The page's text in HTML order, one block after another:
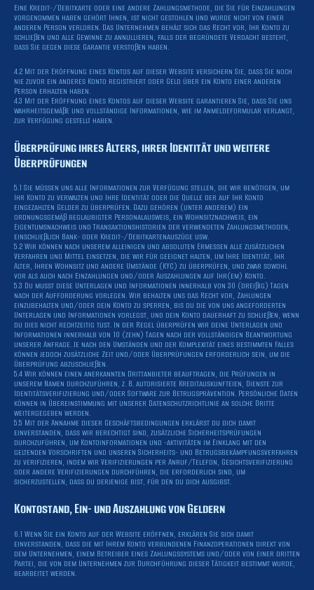
Eine Kredit-/Debitkarte oder eine andere Zahlungsmethode, die Sie für Einzahlungen
vorgenommen haben gehört Ihnen, ist nicht gestohlen und wurde nicht von einer
anderen Person verloren. Das Unternehmen behält sich das Recht vor, Ihr Konto zu
schließen und alle Gewinne zu annullieren, falls der begründete Verdacht besteht,
dass Sie gegen diese Garantie verstoßen haben.
4.2 Mit der Eröffnung eines Kontos auf dieser Website versichern Sie, dass Sie noch
nie zuvor ein anderes Konto registriert oder Geld über ein Konto einer anderen
Person erhalten haben.
4.3 Mit der Eröffnung eines Kontos auf dieser Website garantieren Sie, dass Sie uns
wahrheitsgemäße und vollständige Informationen, wie im Anmeldeformular verlangt,
zur Verfügung gestellt haben.
Überprüfung ihres Alters, ihrer Identität und weitere
Überprüfungen
5.1 Sie müssen uns alle Informationen zur Verfügung stellen, die wir benötigen, um
Ihr Konto zu verwalten und Ihre Identität oder die Quelle der auf Ihr Konto
eingezahlten Gelder zu überprüfen. Dazu gehören (unter anderem) ein
ordnungsgemäß beglaubigter Personalausweis, ein Wohnsitznachweis, ein
Eigentumsnachweis und Transaktionshistorien der verwendeten Zahlungsmethoden,
einschließlich Bank- oder Kredit-/Debitkartenauszüge usw.
5.2 Wir können nach unserem alleinigen und absoluten Ermessen alle zusätzlichen
Verfahren und Mittel einsetzen, die wir für geeignet halten, um Ihre Identität, Ihr
Alter, Ihren Wohnsitz und andere Umstände (KYC) zu überprüfen, und zwar sowohl
vor als auch nach Einzahlungen und/oder Auszahlungen auf Ihr(em) Konto.
5.3 Du musst diese Unterlagen und Informationen innerhalb von 30 (dreißig) Tagen
nach der Aufforderung vorlegen. Wir behalten uns das Recht vor, Zahlungen
einzubehalten und/oder dein Konto zu sperren, bis du die von uns angeforderten
Unterlagen und Informationen vorlegst, und dein Konto dauerhaft zu schließen, wenn
du dies nicht rechtzeitig tust. In der Regel überprüfen wir deine Unterlagen und
Informationen innerhalb von 10 (zehn) Tagen nach der vollständigen Beantwortung
unserer Anfrage. Je nach den Umständen und der Komplexität eines bestimmten Falles
können jedoch zusätzliche Zeit und/oder Überprüfungen erforderlich sein, um die
Überprüfung abzuschließen.
5.4 Wir können einen anerkannten Drittanbieter beauftragen, die Prüfungen in
unserem Namen durchzuführen, z. B. autorisierte Kreditauskunfteien, Dienste zur
Identitätsverifizierung und/oder Software zur Betrugsprävention. Persönliche Daten
können in Übereinstimmung mit unserer Datenschutzrichtlinie an solche Dritte
weitergegeben werden.
5.5 Mit der Annahme dieser Geschäftsbedingungen erklärst du dich damit
einverstanden, dass wir berechtigt sind, zusätzliche Sicherheitsprüfungen
durchzuführen, um Kontoinformationen und -aktivitäten im Einklang mit den
geltenden Vorschriften und unseren Sicherheits- und Betrugsbekämpfungsverfahren
zu verifizieren, indem wir Verifizierungen per Anruf/Telefon, Gesichtsverifizierung
oder andere Verifizierungen durchführen, die erforderlich sind, um
sicherzustellen, dass du derjenige bist, für den du dich ausgibst.
Kontostand, Ein- und Auszahlung von Geldern
6.1 Wenn Sie ein Konto auf der Website eröffnen, erklären Sie sich damit
einverstanden, dass die mit Ihrem Konto verbundenen Finanzoperationen direkt von
dem Unternehmen, einem Betreiber eines Zahlungssystems und/oder von einer dritten
Partei, die von dem Unternehmen zur Durchführung dieser Tätigkeit bestimmt wurde,
bearbeitet werden.